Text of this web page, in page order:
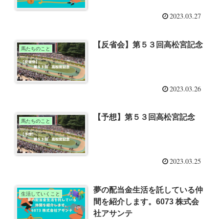
2023.03.27
馬たちのこと 【反省会】第５３回高松宮記念
2023.03.26
馬たちのこと 【予想】第５３回高松宮記念
2023.03.25
生活していくこと
夢の配当金生活を託している仲
間を紹介します。6073 株式会
社アサンテ